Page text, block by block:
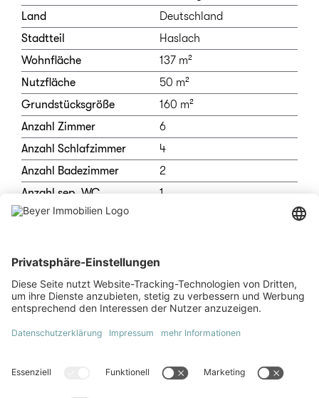
Land
Deutschland
Stadtteil
Haslach
Wohnfläche
137 m²
Nutzfläche
50 m²
Grundstücksgröße
160 m²
Anzahl Zimmer
6
Anzahl Schlafzimmer
4
Anzahl Badezimmer
2
Anzahl sep. WC
1
Etagenzahl gesamt
Befeuerung
Wärmepumpe
Boden
Fahrstuhl
Kein Fahrstuhl
offene Küche